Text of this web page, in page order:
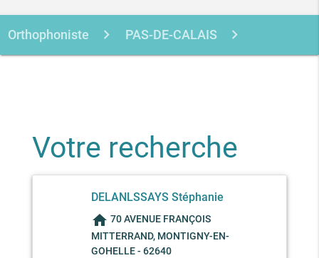
Orthophoniste PAS-DE-CALAIS
Votre recherche
DELANLSSAYS Stéphanie
home 70 AVENUE FRANÇOIS
MITTERRAND, MONTIGNY-EN-
GOHELLE - 62640